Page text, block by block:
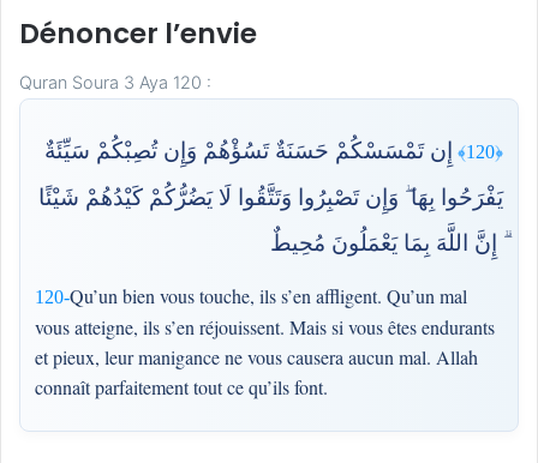
Dénoncer l’envie
Quran Soura 3 Aya 120 :
﴿120﴾
إِن تَمْسَسْكُمْ حَسَنَةٌ تَسُؤْهُمْ وَإِن تُصِبْكُمْ سَيِّئَةٌ
يَفْرَحُوا بِهَا ۖ وَإِن تَصْبِرُوا وَتَتَّقُوا لَا يَضُرُّكُمْ كَيْدُهُمْ شَيْئًا
ۗ إِنَّ اللَّهَ بِمَا يَعْمَلُونَ مُحِيطٌ
120-Qu’un bien vous touche, ils s’en affligent. Qu’un mal
vous atteigne, ils s’en réjouissent. Mais si vous êtes endurants
et pieux, leur manigance ne vous causera aucun mal. Allah
connaît parfaitement tout ce qu’ils font.